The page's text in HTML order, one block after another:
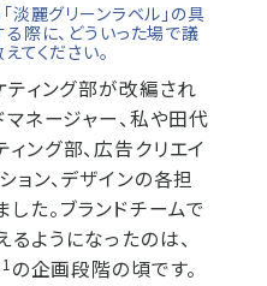
淡麗グリーンラベル」の具
際に、どういった場で議
てください。
ィング部が改編され
マネージャー、私や田代
ング部、広告クリエイ
ョン、デザインの各担
た。ブランドチームで
ようになったのは、
の企画段階の頃です。